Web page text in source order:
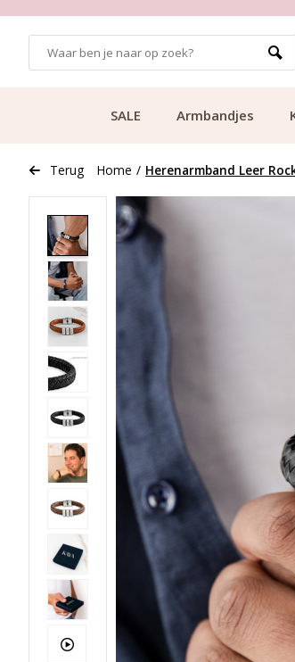
SALE Armbandjes
Terug Home / Herenarmband Leer